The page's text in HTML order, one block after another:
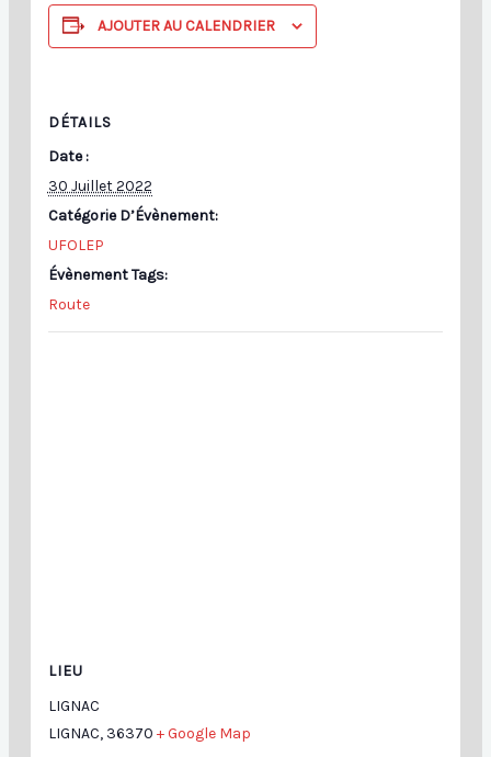
AJOUTER AU CALENDRIER
DÉTAILS
Date :
30 Juillet 2022
Catégorie D’Évènement:
UFOLEP
Évènement Tags:
Route
LIEU
LIGNAC
LIGNAC, 36370 + Google Map